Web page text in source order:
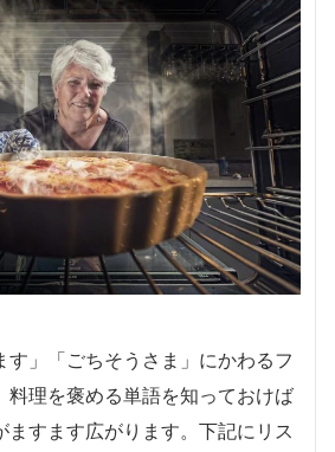
す」「ごちそうさま」にかわるフ
料理を褒める単語を知っておけば
ますます広がります。下記にリス